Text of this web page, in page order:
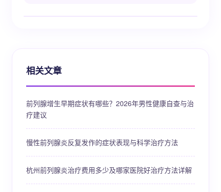
相关文章
前列腺增生早期症状有哪些？2026年男性健康自查与治
疗建议
慢性前列腺炎反复发作的症状表现与科学治疗方法
杭州前列腺炎治疗费用多少及哪家医院好治疗方法详解